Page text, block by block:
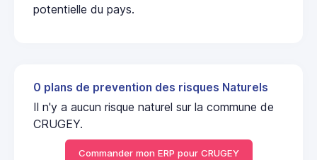
potentielle du pays.
0 plans de prevention des risques Naturels
Il n'y a aucun risque naturel sur la commune de
CRUGEY.
Commander mon ERP pour CRUGEY